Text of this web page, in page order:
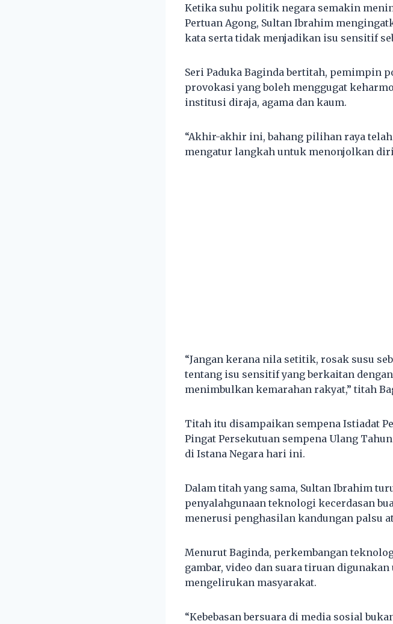
Ketika suhu politik negara semakin
Pertuan Agong, Sultan Ibrahim
kata serta tidak menjadikan isu sensitif
Seri Paduka Baginda bertitah, pemimpin
provokasi yang boleh menggugat
institusi diraja, agama dan kaum.
“Akhir-akhir ini, bahang pilihan raya
mengatur langkah untuk menonjolkan
“Jangan kerana nila setitik, rosak susu
tentang isu sensitif yang berkaitan
menimbulkan kemarahan rakyat,” titah
Titah itu disampaikan sempena Istiadat
Pingat Persekutuan sempena Ulang
di Istana Negara hari ini.
Dalam titah yang sama, Sultan Ibrahim
penyalahgunaan teknologi kecerdasan
menerusi penghasilan kandungan palsu
Menurut Baginda, perkembangan
gambar, video dan suara tiruan
mengelirukan masyarakat.
“Kebebasan bersuara di media sosial